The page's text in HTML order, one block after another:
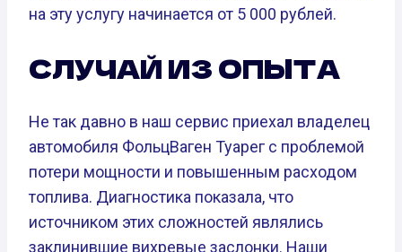
на эту услугу начинается от 5 000 рублей.
СЛУЧАЙ ИЗ ОПЫТА
Не так давно в наш сервис приехал владелец
автомобиля ФольцВаген Туарег с проблемой
потери мощности и повышенным расходом
топлива. Диагностика показала, что
источником этих сложностей являлись
заклинившие вихревые заслонки. Наши